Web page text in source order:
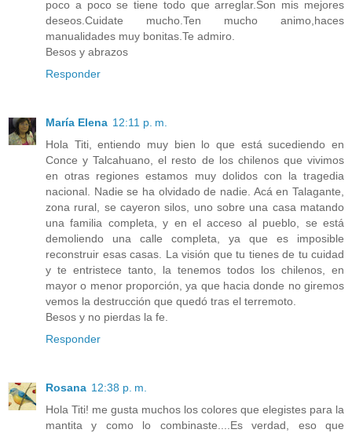
poco a poco se tiene todo que arreglar.Son mis mejores
deseos.Cuidate mucho.Ten mucho animo,haces
manualidades muy bonitas.Te admiro.
Besos y abrazos
Responder
María Elena 12:11 p. m.
Hola Titi, entiendo muy bien lo que está sucediendo en
Conce y Talcahuano, el resto de los chilenos que vivimos
en otras regiones estamos muy dolidos con la tragedia
nacional. Nadie se ha olvidado de nadie. Acá en Talagante,
zona rural, se cayeron silos, uno sobre una casa matando
una familia completa, y en el acceso al pueblo, se está
demoliendo una calle completa, ya que es imposible
reconstruir esas casas. La visión que tu tienes de tu cuidad
y te entristece tanto, la tenemos todos los chilenos, en
mayor o menor proporción, ya que hacia donde no giremos
vemos la destrucción que quedó tras el terremoto.
Besos y no pierdas la fe.
Responder
Rosana 12:38 p. m.
Hola Titi! me gusta muchos los colores que elegistes para la
mantita y como lo combinaste....Es verdad, eso que